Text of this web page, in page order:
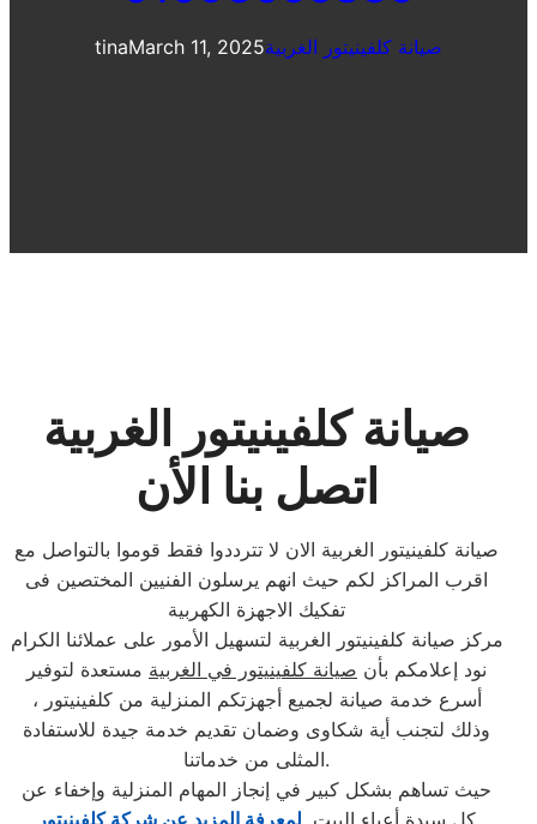
tinaMarch 11, 2025صيانة كلفينيتور الغربية
صيانة كلفينيتور الغربية
اتصل بنا الأن
صيانة كلفينيتور الغربية الان لا تترددوا فقط قوموا بالتواصل مع
اقرب المراكز لكم حيث انهم يرسلون الفنيين المختصين فى
تفكيك الاجهزة الكهربية
مركز صيانة كلفينيتور الغربية لتسهيل الأمور على عملائنا الكرام
نود إعلامكم بأن صيانة كلفينيتور في الغربية مستعدة لتوفير
أسرع خدمة صيانة لجميع أجهزتكم المنزلية من كلفينيتور ،
وذلك لتجنب أية شكاوى وضمان تقديم خدمة جيدة للاستفادة
المثلى من خدماتنا.
حيث تساهم بشكل كبير في إنجاز المهام المنزلية وإخفاء عن
كل سيدة أعباء البيت. لمعرفة المزيد عن شركة كلفينيتور